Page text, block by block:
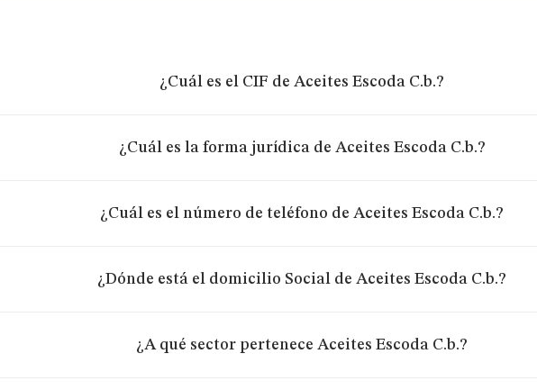
¿Cuál es el CIF de Aceites Escoda C.b.?
¿Cuál es la forma jurídica de Aceites Escoda C.b.?
¿Cuál es el número de teléfono de Aceites Escoda C.b.?
¿Dónde está el domicilio Social de Aceites Escoda C.b.?
¿A qué sector pertenece Aceites Escoda C.b.?